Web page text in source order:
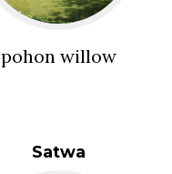
pohon willow
Satwa